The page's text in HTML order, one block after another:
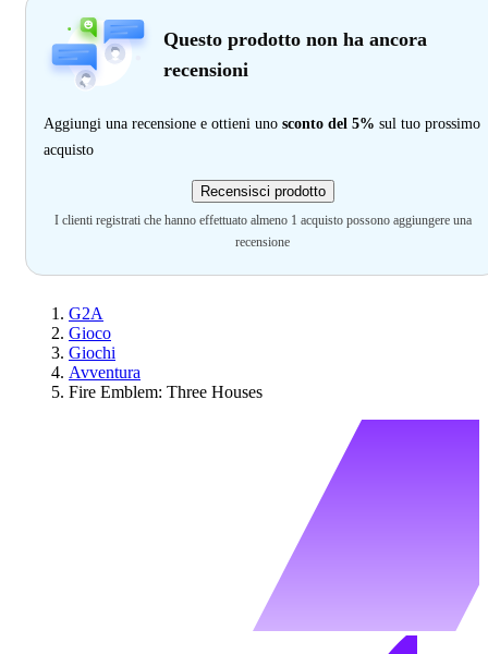
Questo prodotto non ha ancora
recensioni
Aggiungi una recensione e ottieni uno sconto del 5% sul tuo prossimo
acquisto
Recensisci prodotto
I clienti registrati che hanno effettuato almeno 1 acquisto possono aggiungere una
recensione
G2A
Gioco
Giochi
Avventura
Fire Emblem: Three Houses